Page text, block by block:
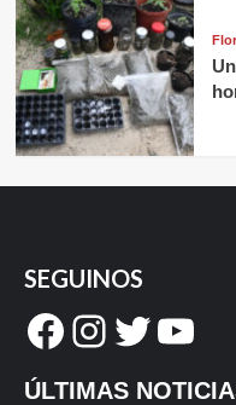
SEGUINOS
Facebook
Instagram
Twitter
ÚLTIMAS